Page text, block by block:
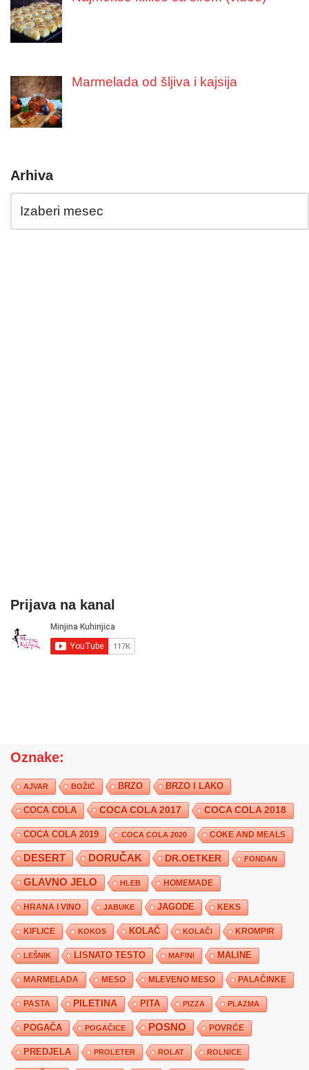
Marmelada od šljiva i kajsija
Arhiva
Prijava na kanal
Oznake:
AJVAR BOŽIĆ BRZO BRZO I LAKO
COCA COLA COCA COLA 2017 COCA COLA 2018
COCA COLA 2019 COCA COLA 2020 COKE AND MEALS
DESERT DORUČAK DR.OETKER FONDAN
GLAVNO JELO HLEB HOMEMADE
HRANA I VINO JABUKE JAGODE KEKS
KIFLICE KOKOS KOLAČ KOLAČI KROMPIR
LEŠNIK LISNATO TESTO MAFINI MALINE
MARMELADA MESO MLEVENO MESO PALAČINKE
PASTA PILETINA PITA PIZZA PLAZMA
POGAČA POGAČICE POSNO POVRĆE
PREDJELA PROLETER ROLAT ROLNICE